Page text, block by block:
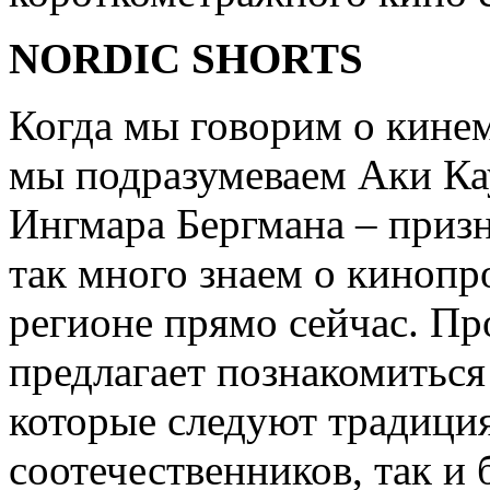
NORDIC SHORTS
Когда мы говорим о
мы подразумеваем Аки
Ингмара Бергмана –
так много знаем о
регионе прямо сейчас.
предлагает
которые следуют
соотечественников, так